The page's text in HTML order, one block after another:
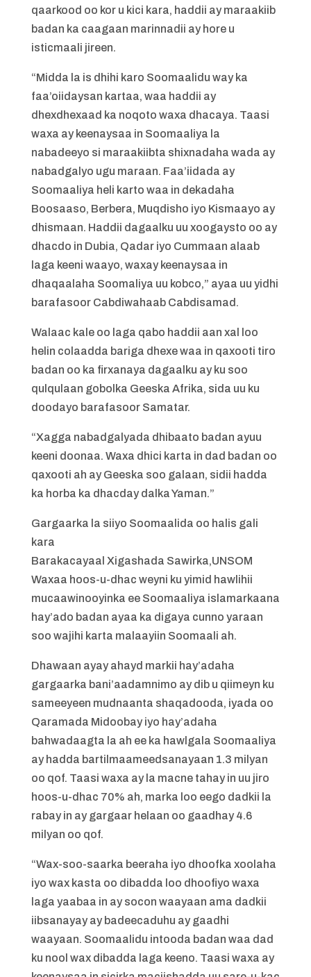
qaarkood oo kor u kici kara, haddii ay maraakiib
badan ka caagaan marinnadii ay hore u
isticmaali jireen.
“Midda la is dhihi karo Soomaalidu way ka
faa’oiidaysan kartaa, waa haddii ay
dhexdhexaad ka noqoto waxa dhacaya. Taasi
waxa ay keenaysaa in Soomaaliya la
nabadeeyo si maraakiibta shixnadaha wada ay
nabadgalyo ugu maraan. Faa’iidada ay
Soomaaliya heli karto waa in dekadaha
Boosaaso, Berbera, Muqdisho iyo Kismaayo ay
dhismaan. Haddii dagaalku uu xoogaysto oo ay
dhacdo in Dubia, Qadar iyo Cummaan alaab
laga keeni waayo, waxay keenaysaa in
dhaqaalaha Soomaliya uu kobco,” ayaa uu yidhi
barafasoor Cabdiwahaab Cabdisamad.
Walaac kale oo laga qabo haddii aan xal loo
helin colaadda bariga dhexe waa in qaxooti tiro
badan oo ka firxanaya dagaalku ay ku soo
qulqulaan gobolka Geeska Afrika, sida uu ku
doodayo barafasoor Samatar.
“Xagga nabadgalyada dhibaato badan ayuu
keeni doonaa. Waxa dhici karta in dad badan oo
qaxooti ah ay Geeska soo galaan, sidii hadda
ka horba ka dhacday dalka Yaman.”
Gargaarka la siiyo Soomaalida oo halis gali
kara
Barakacayaal Xigashada Sawirka,UNSOM
Waxaa hoos-u-dhac weyni ku yimid hawlihii
mucaawinooyinka ee Soomaaliya islamarkaana
hay’ado badan ayaa ka digaya cunno yaraan
soo wajihi karta malaayiin Soomaali ah.
Dhawaan ayay ahayd markii hay’adaha
gargaarka bani’aadamnimo ay dib u qiimeyn ku
sameeyeen mudnaanta shaqadooda, iyada oo
Qaramada Midoobay iyo hay’adaha
bahwadaagta la ah ee ka hawlgala Soomaaliya
ay hadda bartilmaameedsanayaan 1.3 milyan
oo qof. Taasi waxa ay la macne tahay in uu jiro
hoos-u-dhac 70% ah, marka loo eego dadkii la
rabay in ay gargaar helaan oo gaadhay 4.6
milyan oo qof.
“Wax-soo-saarka beeraha iyo dhoofka xoolaha
iyo wax kasta oo dibadda loo dhoofiyo waxa
laga yaabaa in ay socon waayaan ama dadkii
iibsanayay ay badeecaduhu ay gaadhi
waayaan. Soomaalidu intooda badan waa dad
ku nool wax dibadda laga keeno. Taasi waxa ay